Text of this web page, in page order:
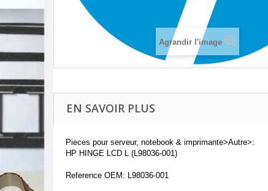
Agrandir l'image
EN SAVOIR PLUS
Pieces pour serveur, notebook & imprimante>Autre>:
HP HINGE LCD L (L98036-001)
Reference OEM: L98036-001